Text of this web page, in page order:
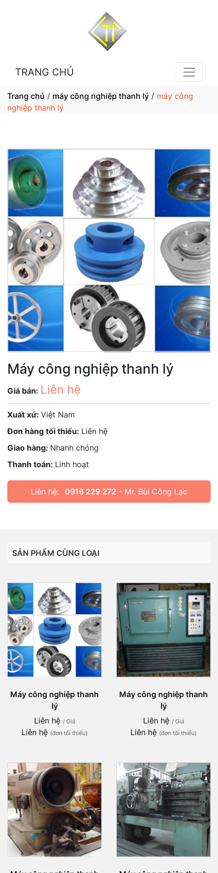
TRANG CHỦ
Trang chủ / máy công nghiệp thanh lý / máy công
nghiệp thanh lý
Máy công nghiệp thanh lý
Giá bán: Liên hệ
Xuất xứ: Việt Nam
Đơn hàng tối thiểu: Liên hệ
Giao hàng: Nhanh chóng
Thanh toán: Linh hoạt
Liên hệ: 0916 229 272 - Mr. Bùi Công Lạc
SẢN PHẨM CÙNG LOẠI
Máy công nghiệp thanh
lý
Liên hệ / Giá
Liên hệ (đơn tối thiểu)
Máy công nghiệp thanh
lý
Liên hệ / Giá
Liên hệ (đơn tối thiểu)